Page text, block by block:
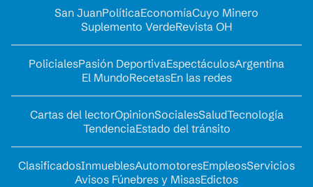
San JuanPolíticaEconomíaCuyo Minero
Suplemento VerdeRevista OH
PolicialesPasión DeportivaEspectáculosArgentina
El MundoRecetasEn las redes
Cartas del lectorOpinionSocialesSaludTecnología
TendenciaEstado del tránsito
ClasificadosInmueblesAutomotoresEmpleosServicios
Avisos Fúnebres y MisasEdictos